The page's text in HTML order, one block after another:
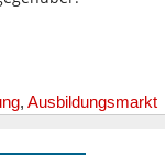
, Ausbildungsmarkt